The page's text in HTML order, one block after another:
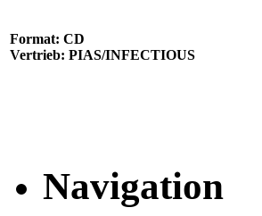
Format: CD
Vertrieb: PIAS/INFECTIOUS
Navigation